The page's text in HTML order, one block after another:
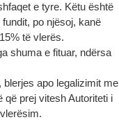
e tyre. Këtu është
po njësoj, kanë
të vlerës.
shuma e fituar, ndërsa
apo legalizimit me
prej vitesh Autoriteti i